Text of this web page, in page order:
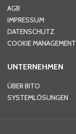
Telefon
AGB
IMPRESSUM
DATENSCHUTZ
COOKIE MANAGEMENT
UNTERNEHMEN
ÜBER BITO
SYSTEMLÖSUNGEN